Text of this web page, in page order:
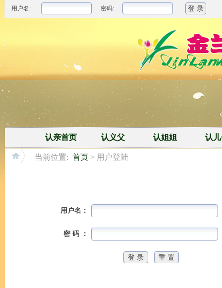
用户名: 密码:
认亲首页 认义父 认姐姐 认
当前位置: 首页 > 用户登陆
用户名：
密 码 ：